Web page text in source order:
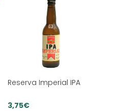
Reserva Imperial IPA
3,75€